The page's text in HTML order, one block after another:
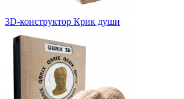
3D-конструктор Крик души